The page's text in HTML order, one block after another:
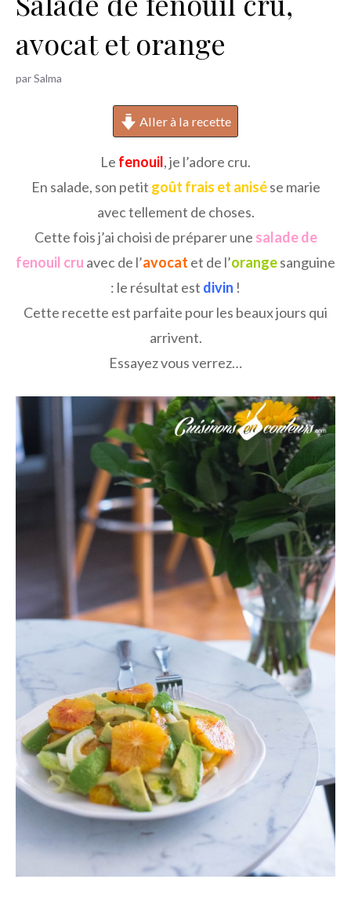
h
r
avocat et orange
parSalma
Aller à la recette
Le fenouil, je l’adore cru.
En salade, son petit goût frais et anisése marie
avec tellement de choses.
Cette fois j’ai choisi de préparer une salade de
fenouil cru avec de l’avocat et de l’orangesanguine
: le résultat est divin !
Cette recette est parfaite pour les beaux jours qui
arrivent.
Essayez vous verrez…